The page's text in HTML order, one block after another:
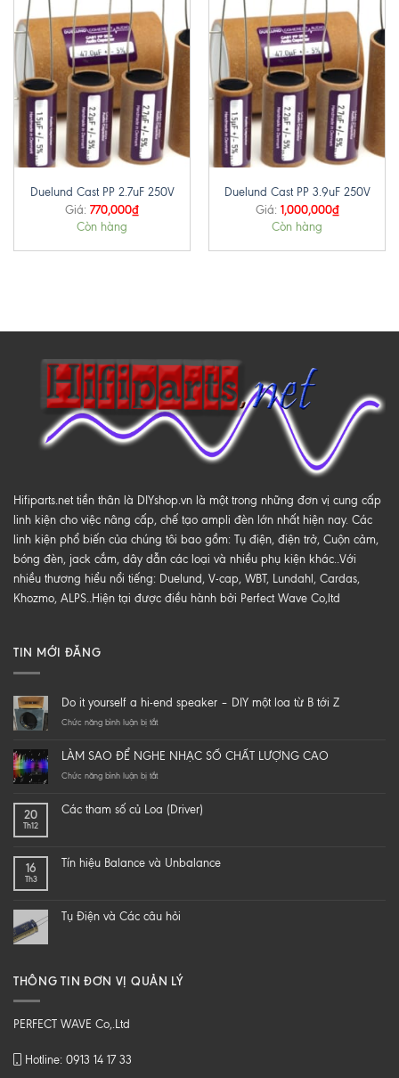
Duelund Cast PP 2.7uF 250V
Giá: 770,000₫
Còn hàng
Duelund Cast PP 3.9uF 250V
Giá: 1,000,000₫
Còn hàng
Hifiparts.net tiền thân là DIYshop.vn là một trong những đơn vị cung cấp
linh kiện cho việc nâng cấp, chế tạo ampli đèn lớn nhất hiện nay. Các
linh kiện phổ biến của chúng tôi bao gồm: Tụ điện, điện trở, Cuộn cảm,
bóng đèn, jack cắm, dây dẫn các loại và nhiều phụ kiện khác..Với
nhiều thương hiểu nổi tiếng: Duelund, V-cap, WBT, Lundahl, Cardas,
Khozmo, ALPS..Hiện tại được điều hành bởi Perfect Wave Co,ltd
TIN MỚI ĐĂNG
Do it yourself a hi-end speaker – DIY một loa từ B tới Z
Chức năng bình luận bị tắtở
yourself
a
speaker
loa
Z
LÀM SAO ĐỂ NGHE NHẠC SỐ CHẤT LƯỢNG CAO
Chức năng bình luận bị tắtở
ĐỂ
CHẤT
20
Th12
Các tham số củ Loa (Driver)
16
Th3
Tín hiệu Balance và Unbalance
Tụ Điện và Các câu hỏi
THÔNG TIN ĐƠN VỊ QUẢN LÝ
PERFECT WAVE Co,.Ltd
Hotline: 0913 14 17 33